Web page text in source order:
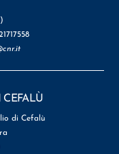
CEFALÙ
di Cefalù